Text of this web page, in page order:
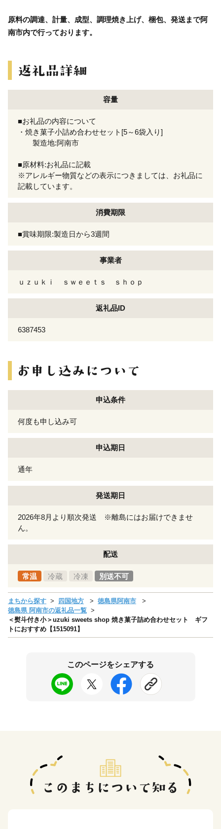
原料の調達、計量、成型、調理焼き上げ、梱包、発送まで阿
南市内で行っております。
容量
■お礼品の内容について
・焼き菓子小詰め合わせセット[5～6袋入り]
製造地:阿南市
■原材料:お礼品に記載
※アレルギー物質などの表示につきましては、お礼品に
記載しています。
消費期限
■賞味期限:製造日から3週間
事業者
ｕｚｕｋｉ ｓｗｅｅｔｓ ｓｈｏｐ
返礼品ID
6387453
申込条件
何度も申し込み可
申込期日
通年
発送期日
2026年8月より順次発送 ※離島にはお届けできませ
ん。
配送
常温 冷蔵 冷凍 別送不可
まちから探す 四国地方
徳島県阿南市
徳島県 阿南市の返礼品一覧
＜熨斗付き小＞uzuki sweets shop 焼き菓子詰め合わせセット ギフ
トにおすすめ【1515091】
このページをシェアする